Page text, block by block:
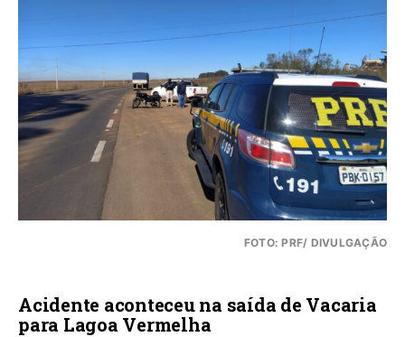
FOTO: PRF/ DIVULGAÇÃO
Acidente aconteceu na saída de Vacaria
para Lagoa Vermelha